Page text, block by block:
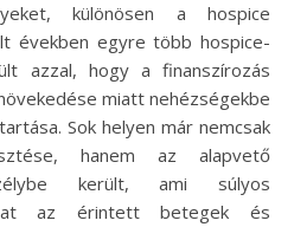
különösen a hospice
években egyre több hospice-
azzal, hogy a finanszírozás
miatt nehézségekbe
Sok helyen már nemcsak
hanem az alapvető
került, ami súlyos
az érintett betegek és